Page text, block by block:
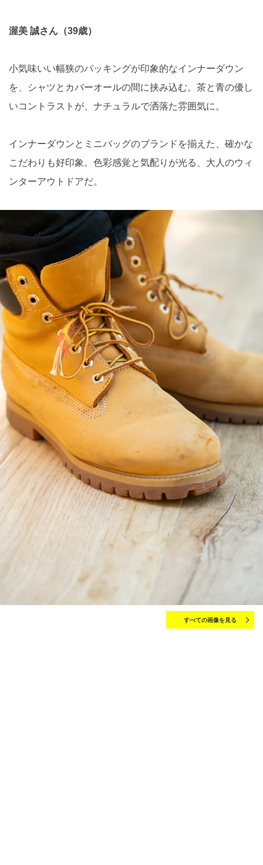
渥美 誠さん（39歳）
小気味いい幅狭のパッキングが印象的なインナーダウン
を、シャツとカバーオールの間に挟み込む。茶と青の優し
いコントラストが、ナチュラルで洒落た雰囲気に。
インナーダウンとミニバッグのブランドを揃えた、確かな
こだわりも好印象。色彩感覚と気配りが光る、大人のウィ
ンターアウトドアだ。
すべての画像を見る